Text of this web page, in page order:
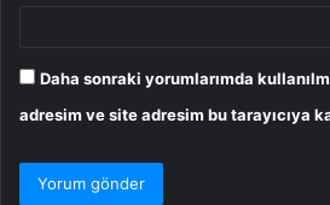
Daha sonraki yorumlarımda
adresim ve site adresim bu tarayıcıya